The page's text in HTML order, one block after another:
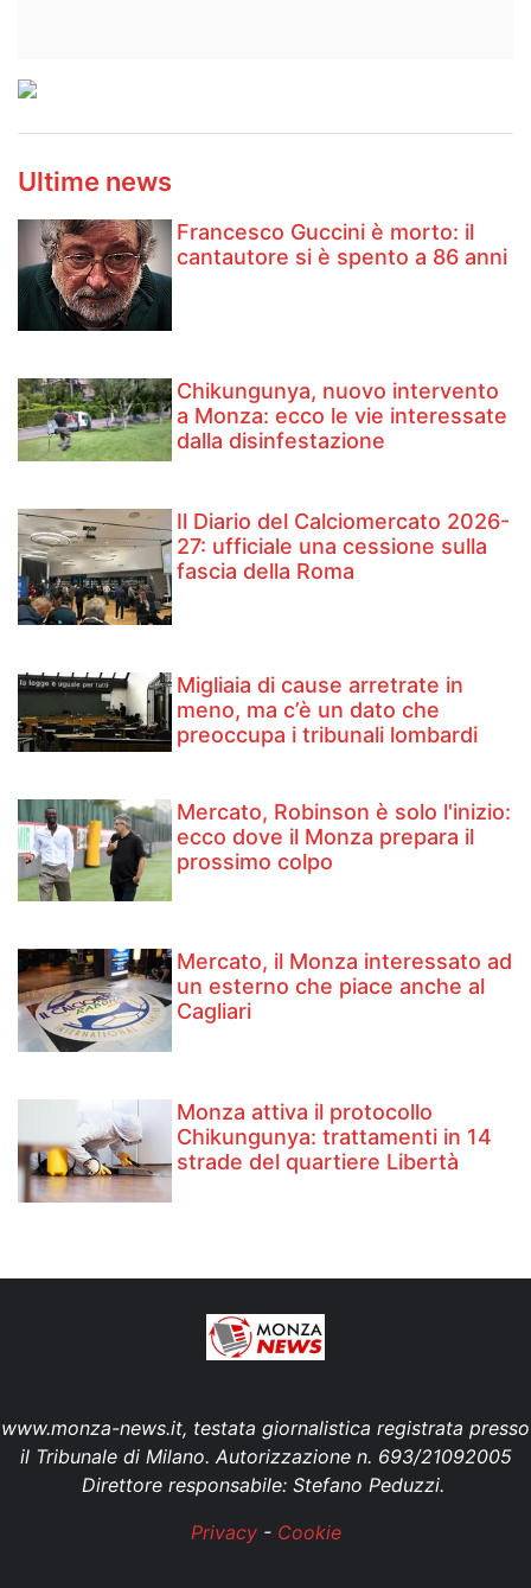
Ultime news
Francesco Guccini è morto: il
cantautore si è spento a 86 anni
Chikungunya, nuovo intervento
a Monza: ecco le vie interessate
dalla disinfestazione
Il Diario del Calciomercato 2026-
27: ufficiale una cessione sulla
fascia della Roma
Migliaia di cause arretrate in
meno, ma c’è un dato che
preoccupa i tribunali lombardi
Mercato, Robinson è solo l'inizio:
ecco dove il Monza prepara il
prossimo colpo
Mercato, il Monza interessato ad
un esterno che piace anche al
Cagliari
Monza attiva il protocollo
Chikungunya: trattamenti in 14
strade del quartiere Libertà
www.monza-news.it, testata giornalistica registrata presso
il Tribunale di Milano. Autorizzazione n. 693/21092005
Direttore responsabile: Stefano Peduzzi.
Privacy- Cookie